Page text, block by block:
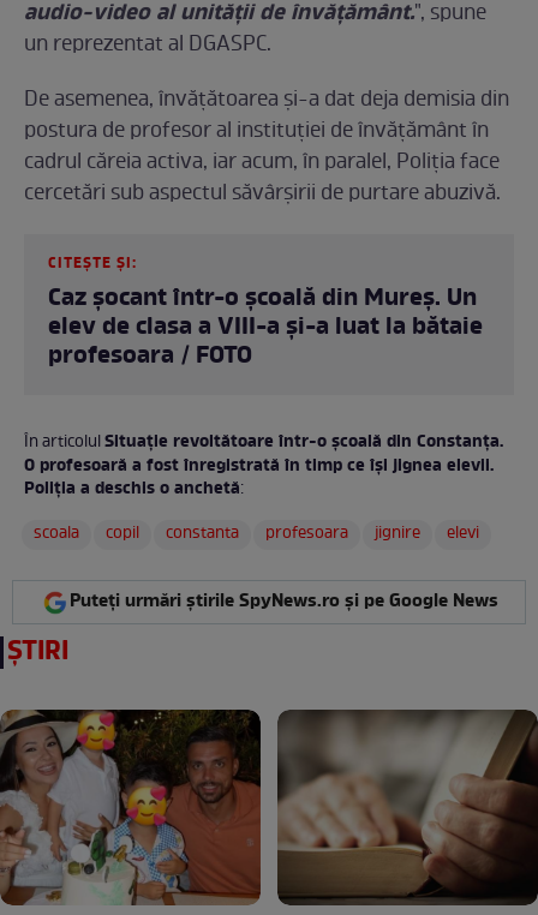
audio-video al unității de învățământ.", spune
un reprezentat al DGASPC.
De asemenea, învățătoarea și-a dat deja demisia din
postura de profesor al instituției de învățământ în
cadrul căreia activa, iar acum, în paralel, Poliţia face
cercetări sub aspectul săvârșirii de purtare abuzivă.
CITEȘTE ȘI:
Caz șocant într-o școală din Mureș. Un
elev de clasa a VIII-a şi-a luat la bătaie
profesoara / FOTO
În articolulSituaţie revoltătoare într-o şcoală din Constanţa.
O profesoară a fost înregistrată în timp ce își jignea elevii.
Poliţia a deschis o anchetă:
scoala
copil constanta profesoara jignire elevi
Puteți urmări știrile SpyNews.ro și pe Google News
ȘTIRI